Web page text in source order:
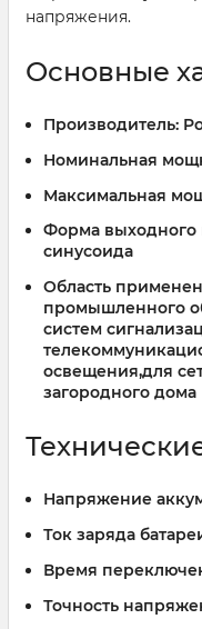
напряжения.
Основные
Производитель:
Номинальная
Максимальная
Форма выходного
синусоида
Область
промышленного
систем
освещения,для
загородного дома
Напряжение
Ток заряда
Время
Точность